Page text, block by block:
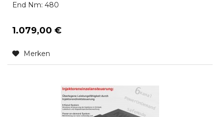
End Nm: 480
1.079,00 €
Merken